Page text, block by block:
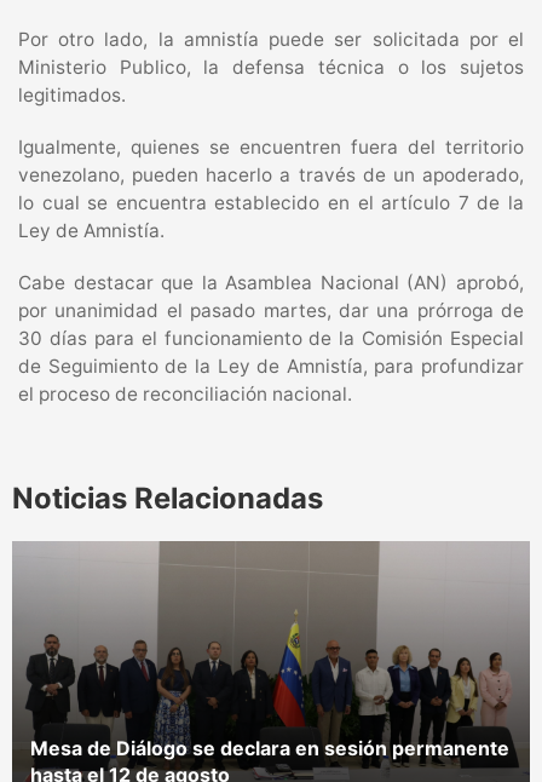
Por otro lado, la amnistía puede ser solicitada por el
Ministerio Publico, la defensa técnica o los sujetos
legitimados.
Igualmente, quienes se encuentren fuera del territorio
venezolano, pueden hacerlo a través de un apoderado,
lo cual se encuentra establecido en el artículo 7 de la
Ley de Amnistía.
Cabe destacar que la Asamblea Nacional (AN) aprobó,
por unanimidad el pasado martes, dar una prórroga de
30 días para el funcionamiento de la Comisión Especial
de Seguimiento de la Ley de Amnistía, para profundizar
el proceso de reconciliación nacional.
Noticias Relacionadas
Mesa de Diálogo se declara en sesión permanente
hasta el 12 de agosto